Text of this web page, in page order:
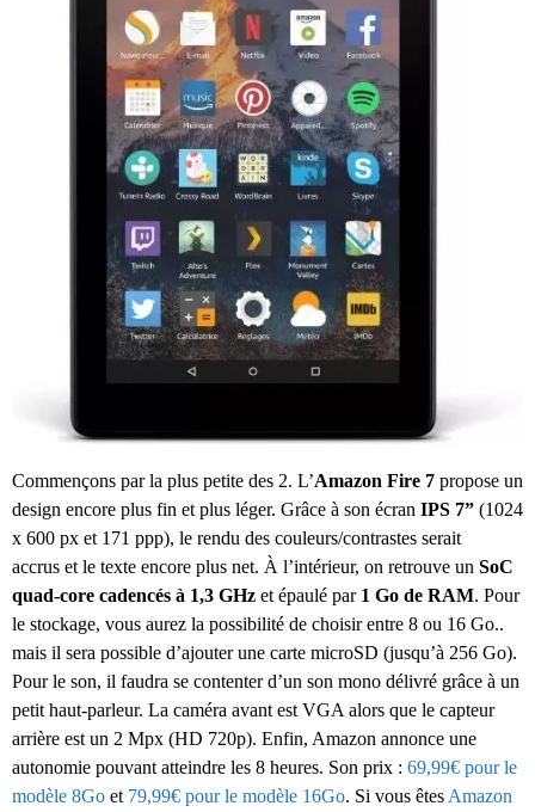
Commençons par la plus petite des 2. L’Amazon Fire 7 propose un
design encore plus fin et plus léger. Grâce à son écran IPS 7” (1024
x 600 px et 171 ppp), le rendu des couleurs/contrastes serait
accrus et le texte encore plus net. À l’intérieur, on retrouve un SoC
quad-core cadencés à 1,3 GHz et épaulé par 1 Go de RAM. Pour
le stockage, vous aurez la possibilité de choisir entre 8 ou 16 Go..
mais il sera possible d’ajouter une carte microSD (jusqu’à 256 Go).
Pour le son, il faudra se contenter d’un son mono délivré grâce à un
petit haut-parleur. La caméra avant est VGA alors que le capteur
arrière est un 2 Mpx (HD 720p). Enfin, Amazon annonce une
autonomie pouvant atteindre les 8 heures. Son prix : 69,99€ pour le
modèle 8Go et 79,99€ pour le modèle 16Go. Si vous êtes Amazon